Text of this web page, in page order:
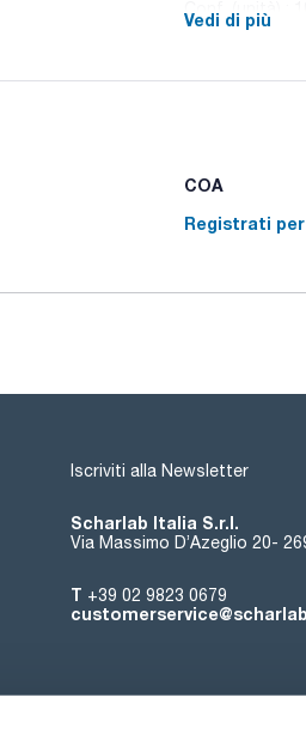
Vedi di più
COA
Registrati
Iscriviti alla Newsletter
Scharlab Italia S.r.l.
Via Massimo D’Azeglio 20-
T +39 02 9823 0679